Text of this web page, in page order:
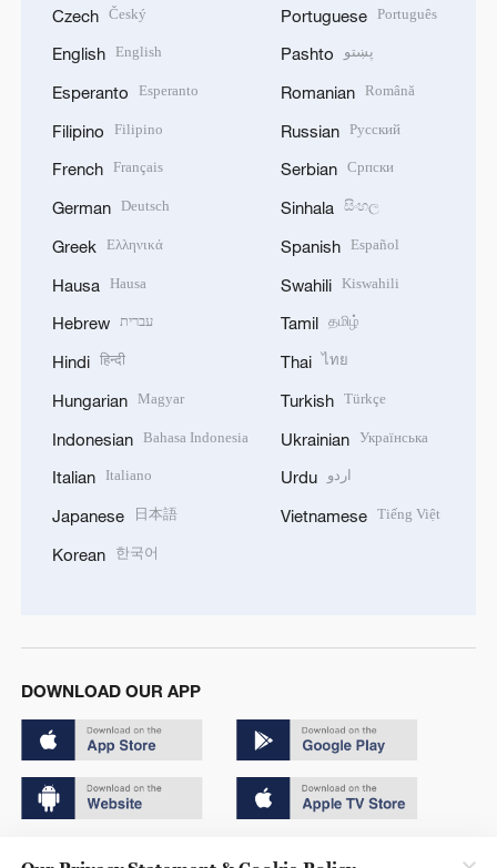
Czech Český
English English
Esperanto Esperanto
Filipino Filipino
French Français
German Deutsch
Greek Ελληνικά
Hausa Hausa
Hebrew עברית
Hindi हिन्दी
Hungarian Magyar
Indonesian Bahasa Indonesia
Italian Italiano
Japanese 日本語
Korean 한국어
Portuguese Português
Pashto پښتو
Romanian Română
Russian Русский
Serbian Српски
Sinhala සිංහල
Spanish Español
Swahili Kiswahili
Tamil தமிழ்
Thai ไทย
Turkish Türkçe
Ukrainian Українська
Urdu اردو
Vietnamese Tiếng Việt
DOWNLOAD OUR APP